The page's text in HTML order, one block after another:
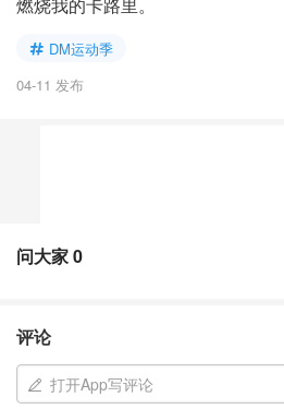
DM运动季
04-11 发布
问大家0
评论
打开App写评论